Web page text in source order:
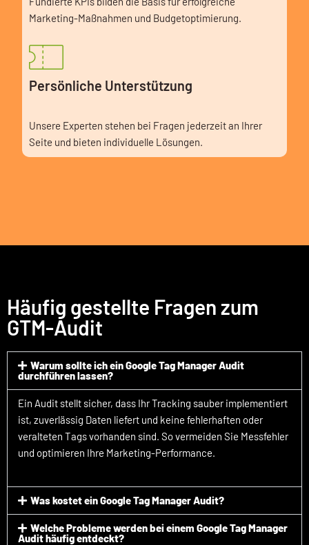
Marketing-Maßnahmen und Budgetoptimierung.
Persönliche Unterstützung
Unsere Experten stehen bei Fragen jederzeit an Ihrer
Seite und bieten individuelle Lösungen.
Häufig gestellte Fragen zum
GTM-Audit
Warum sollte ich ein Google Tag Manager Audit
durchführen lassen?
Ein Audit stellt sicher, dass Ihr Tracking sauber implementiert
ist, zuverlässig Daten liefert und keine fehlerhaften oder
veralteten Tags vorhanden sind. So vermeiden Sie Messfehler
und optimieren Ihre Marketing-Performance.
Was kostet ein Google Tag Manager Audit?
Welche Probleme werden bei einem Google Tag Manager
Audit häufig entdeckt?